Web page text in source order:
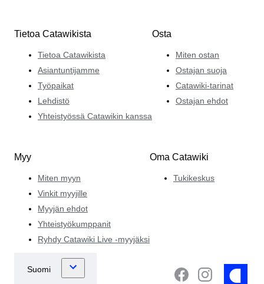
Tietoa Catawikista
Tietoa Catawikista
Asiantuntijamme
Työpaikat
Lehdistö
Yhteistyössä Catawikin kanssa
Osta
Miten ostan
Ostajan suoja
Catawiki-tarinat
Ostajan ehdot
Myy
Miten myyn
Vinkit myyjille
Myyjän ehdot
Yhteistyökumppanit
Ryhdy Catawiki Live -myyjäksi
Oma Catawiki
Tukikeskus